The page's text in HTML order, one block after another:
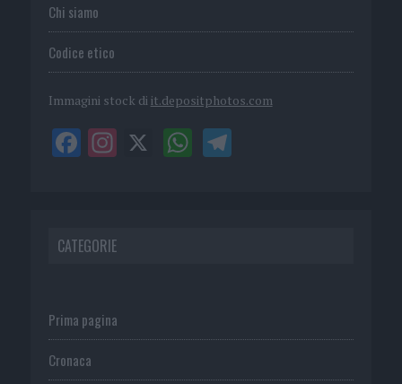
Chi siamo
Codice etico
Immagini stock di it.depositphotos.com
CATEGORIE
Prima pagina
Cronaca